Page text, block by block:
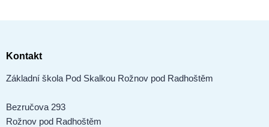
Kontakt
Základní škola Pod Skalkou Rožnov pod Radhoštěm
Bezručova 293
Rožnov pod Radhoštěm